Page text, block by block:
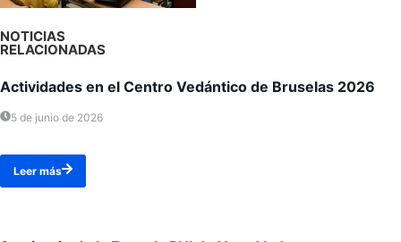
NOTICIAS
RELACIONADAS
Actividades en el Centro Vedántico de Bruselas 2026
5 de junio de 2026
Leer más